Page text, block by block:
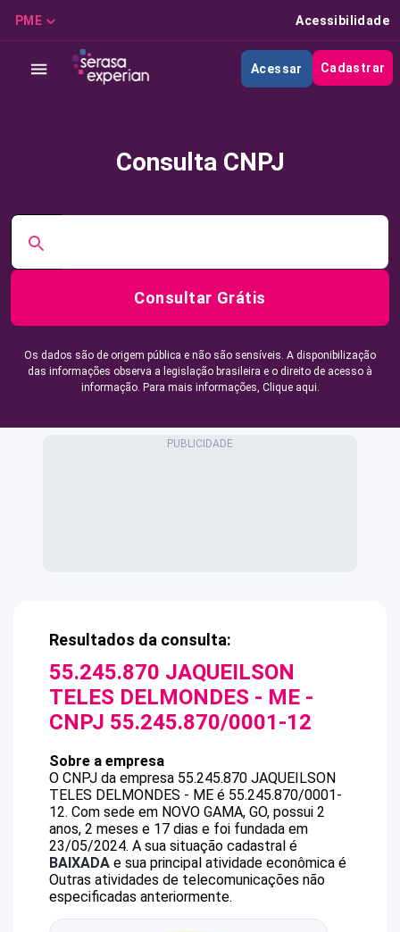
PME Acessibilidade
Acessar Cadastrar
Consulta CNPJ
Consultar Grátis
Os dados são de origem pública e não são sensíveis. A disponibilização
das informações observa a legislação brasileira e o direito de acesso à
informação. Para mais informações, Clique aqui.
Resultados da consulta:
55.245.870 JAQUEILSON
TELES DELMONDES - ME -
CNPJ 55.245.870/0001-12
Sobre a empresa
O CNPJ da empresa 55.245.870 JAQUEILSON
TELES DELMONDES - ME é 55.245.870/0001-
12. Com sede em NOVO GAMA, GO, possui 2
anos, 2 meses e 17 dias e foi fundada em
23/05/2024. A sua situação cadastral é
BAIXADA e sua principal atividade econômica é
Outras atividades de telecomunicações não
especificadas anteriormente.